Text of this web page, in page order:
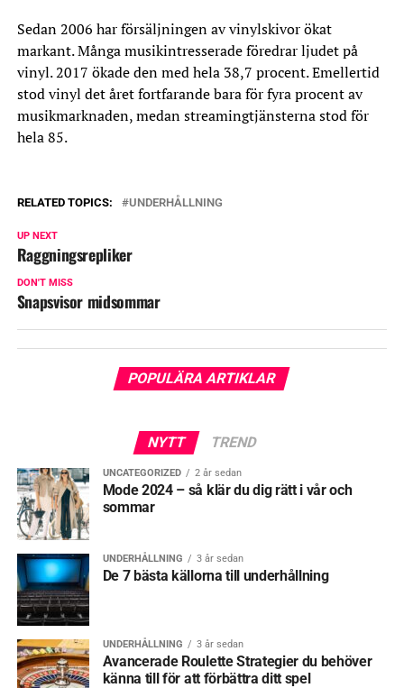
Sedan 2006 har försäljningen av vinylskivor ökat
markant. Många musikintresserade föredrar ljudet på
vinyl. 2017 ökade den med hela 38,7 procent. Emellertid
stod vinyl det året fortfarande bara för fyra procent av
musikmarknaden, medan streamingtjänsterna stod för
hela 85.
RELATED TOPICS: UNDERHÅLLNING
UP NEXT
Raggningsrepliker
DON'T MISS
Snapsvisor midsommar
POPULÄRA ARTIKLAR
NYTT TREND
UNCATEGORIZED 2 år sedan
Mode 2024 – så klär du dig rätt i vår och
sommar
UNDERHÅLLNING 3 år sedan
De 7 bästa källorna till underhållning
UNDERHÅLLNING 3 år sedan
Avancerade Roulette Strategier du behöver
känna till för att förbättra ditt spel